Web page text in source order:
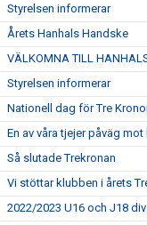
Styrelsen informerar
Årets Hanhals Handske
VÄLKOMNA TILL
Styrelsen informerar
Nationell dag för Tre
En av våra tjejer påväg
Så slutade Trekronan
Vi stöttar klubben i årets
2022/2023 U16 och J18 div